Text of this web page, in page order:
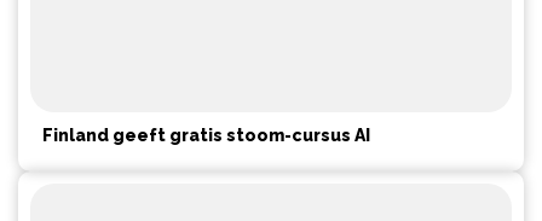
Finland geeft gratis stoom-cursus AI